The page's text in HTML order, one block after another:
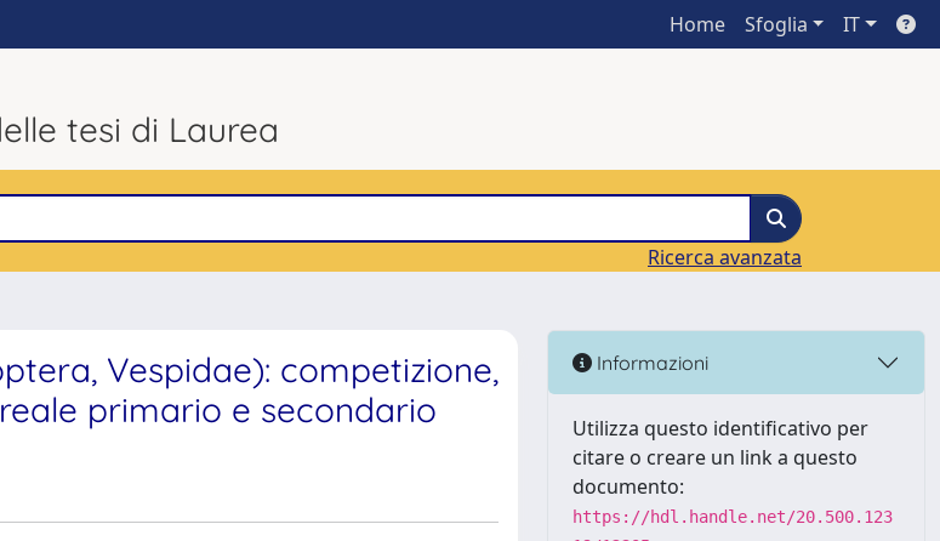
Home Sfoglia IT
tesi di Laurea
Ricerca avanzata
Vespidae): competizione,
primario e secondario
Informazioni
Utilizza questo identificativo per
citare o creare un link a questo
documento:
https://hdl.handle.net/20.500.123